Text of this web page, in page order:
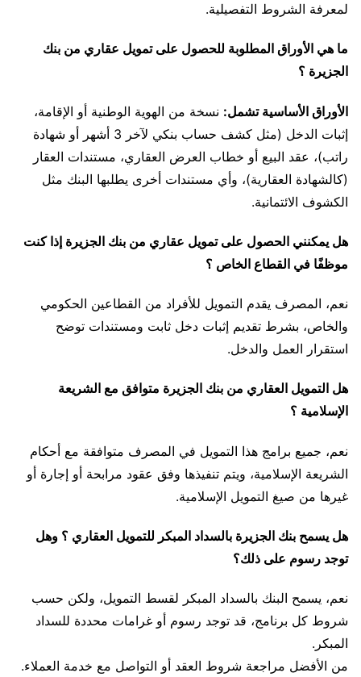
لمعرفة الشروط التفصيلية.
ما هي الأوراق المطلوبة للحصول على تمويل عقاري من بنك
الجزيرة ؟
الأوراق الأساسية تشمل: نسخة من الهوية الوطنية أو الإقامة،
إثبات الدخل (مثل كشف حساب بنكي لآخر 3 أشهر أو شهادة
راتب)، عقد البيع أو خطاب العرض العقاري، مستندات العقار
(كالشهادة العقارية)، وأي مستندات أخرى يطلبها البنك مثل
الكشوف الائتمانية.
هل يمكنني الحصول على تمويل عقاري من بنك الجزيرة إذا كنت
موظفًا في القطاع الخاص ؟
نعم، المصرف يقدم التمويل للأفراد من القطاعين الحكومي
والخاص، بشرط تقديم إثبات دخل ثابت ومستندات توضح
استقرار العمل والدخل.
هل التمويل العقاري من بنك الجزيرة متوافق مع الشريعة
الإسلامية ؟
نعم، جميع برامج هذا التمويل في المصرف متوافقة مع أحكام
الشريعة الإسلامية، ويتم تنفيذها وفق عقود مرابحة أو إجارة أو
غيرها من صيغ التمويل الإسلامية.
هل يسمح بنك الجزيرة بالسداد المبكر للتمويل العقاري ؟ وهل
توجد رسوم على ذلك؟
نعم، يسمح البنك بالسداد المبكر لقسط التمويل، ولكن حسب
شروط كل برنامج، قد توجد رسوم أو غرامات محددة للسداد
المبكر.
من الأفضل مراجعة شروط العقد أو التواصل مع خدمة العملاء.